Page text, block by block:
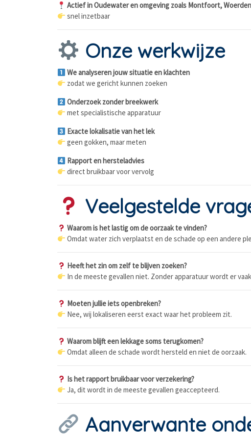
Actief in Oudewater en omgeving zoals Montfoort,
snel inzetbaar
Onze werkwijze
We analyseren jouw situatie en klachten
zodat we gericht kunnen zoeken
Onderzoek zonder breekwerk
met specialistische apparatuur
Exacte lokalisatie van het lek
geen gokken, maar meten
Rapport en hersteladvies
direct bruikbaar voor vervolg
Veelgestelde
Waarom is het lastig om de oorzaak te vinden?
Omdat water zich verplaatst en de schade op een andere
Heeft het zin om zelf te blijven zoeken?
In de meeste gevallen niet. Zonder apparatuur wordt er
Moeten jullie iets openbreken?
Nee, wij lokaliseren eerst exact waar het probleem zit.
Waarom blijft een lekkage soms terugkomen?
Omdat alleen de schade wordt hersteld en niet de oorzaak.
Is het rapport bruikbaar voor verzekering?
Ja, dit wordt in de meeste gevallen geaccepteerd.
Aanverwante